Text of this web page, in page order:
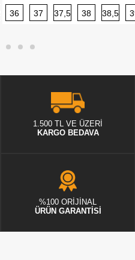
40 40,5 41 42 42,5
36 37 37,5 38 38,5
1.500 TL VE ÜZERİ
KARGO BEDAVA
%100 ORİJİNAL
ÜRÜN GARANTİSİ